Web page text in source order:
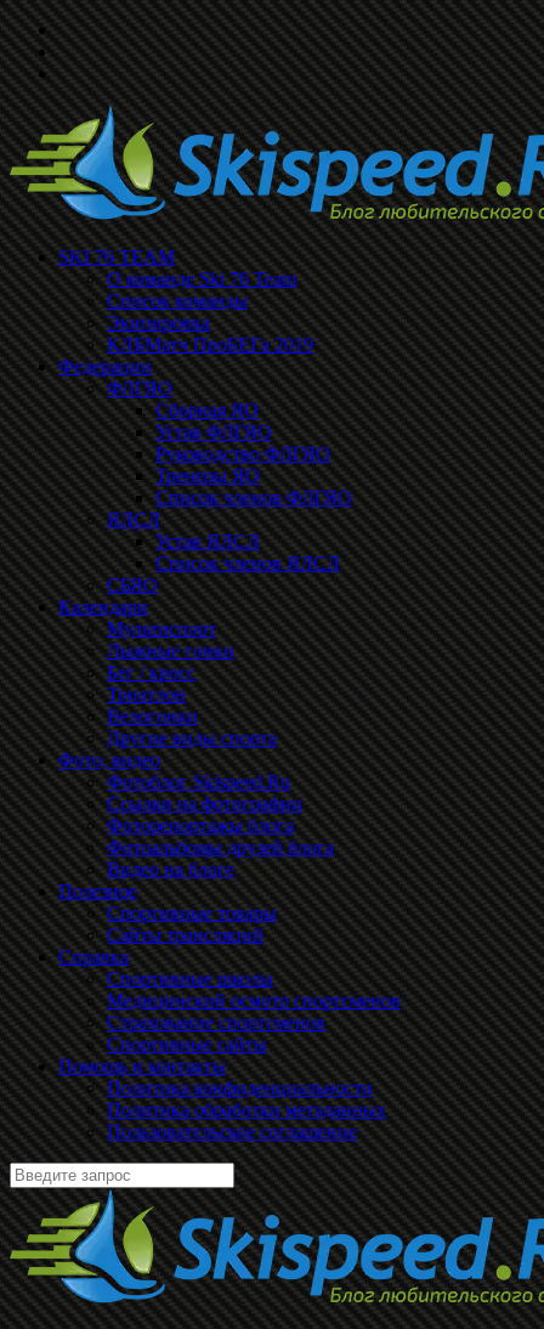
SKI 76 TEAM
О команде Ski 76 Team
Список команды
Экипировка
КЛБМатч ПроБЕГа 2019
Федерации
ФЛГЯО
Сборная ЯО
Устав ФЛГЯО
Руководство ФЛГЯО
Тренеры ЯО
Список членов ФЛГЯО
ЯЛСЛ
Устав ЯЛСЛ
Список членов ЯЛСЛ
СБЯО
Календари
Мультиспорт
Лыжные гонки
Бег / кросс
Триатлон
Велогонки
Другие виды спорта
Фото, видео
Фотоблог Skispeed.Ru
Ссылки на фотографии
Фоторепортажы блога
Фотоальбомы друзей блога
Видео на блоге
Полезное
Спортивные товары
Сайты трансляций
Справка
Спортивные школы
Медицинский осмотр спортсменов
Страхование спортсменов
Спортивные сайты
Помощь и контакты
Политика конфиденциальности
Политика обработки метаданных
Пользовательское соглашение